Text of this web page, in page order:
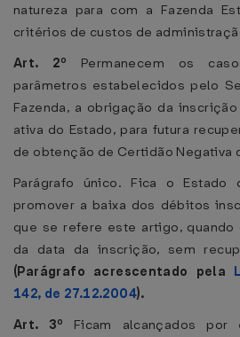
natureza para com a Fazenda
critérios de custos de
Art. 2º Permanecem os
parâmetros estabelecidos pelo
Fazenda, a obrigação da
ativa do Estado, para futura
de obtenção de Certidão Negativa
Parágrafo único. Fica o Estado
promover a baixa dos débitos
que se refere este artigo,
da data da inscrição, sem
(Parágrafo acrescentado pela
142, de 27.12.2004).
Art. 3º Ficam alcançados